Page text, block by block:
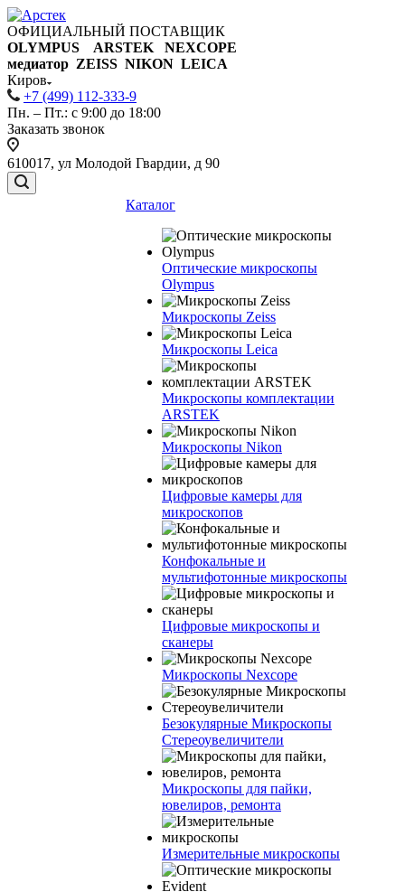
ОФИЦИАЛЬНЫЙ ПОСТАВЩИК
OLYMPUS ARSTEK NEXCOPE
медиатор ZEISS NIKON LEICA
Киров
+7 (499) 112-333-9
Пн. – Пт.: с 9:00 до 18:00
Заказать звонок
610017, ул Молодой Гвардии, д 90
Каталог
Оптические микроскопы
Olympus
Микроскопы Zeiss
Микроскопы Leica
Микроскопы комплектации
ARSTEK
Микроскопы Nikon
Цифровые камеры для
микроскопов
Конфокальные и
мультифотонные микроскопы
Цифровые микроскопы и
сканеры
Микроскопы Nexcope
Безокулярные Микроскопы
Стереоувеличители
Микроскопы для пайки,
ювелиров, ремонта
Измерительные микроскопы